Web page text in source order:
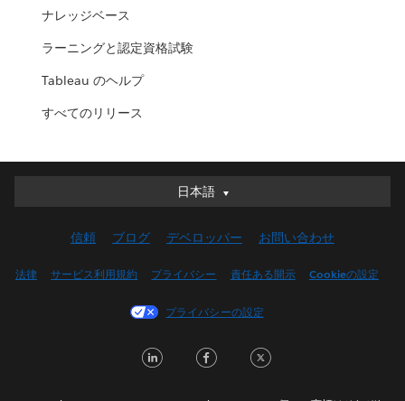
ナレッジベース
ラーニングと認定資格試験
Tableau のヘルプ
すべてのリリース
日本語
日本語
English (UK)
Français (Canada)
Italiano
信頼 ブログ デベロッパー お問い合わせ
法律 サービス利用規約 プライバシー 責任ある開示 Cookieの設定
プライバシーの設定
LinkedInFacebook